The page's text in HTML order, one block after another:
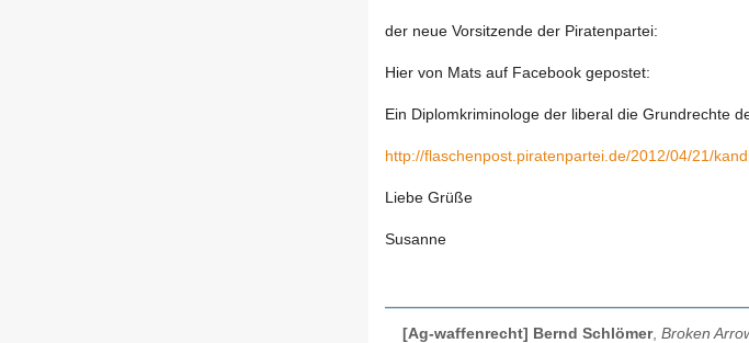
der neue Vorsitzende der Piratenpartei:
Hier von Mats auf Facebook gepostet:
Ein Diplomkriminologe der liberal die Grundrechte
http://flaschenpost.piratenpartei.de/2012/04/21/
Liebe Grüße
Susanne
[Ag-waffenrecht] Bernd Schlömer, Broken